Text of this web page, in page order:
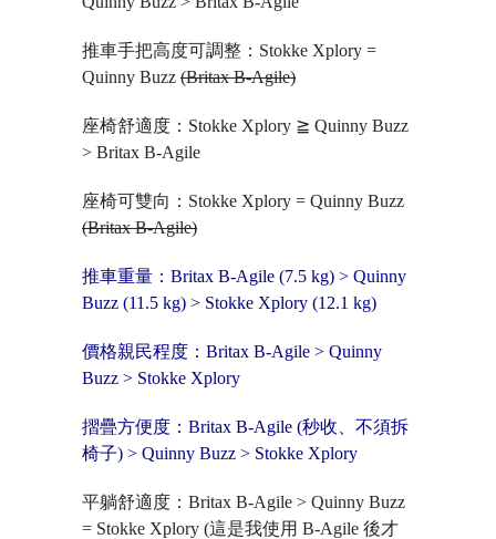
推車手把高度可調整：Stokke Xplory =
Quinny Buzz (Britax B-Agile)
座椅舒適度：Stokke Xplory ≧ Quinny Buzz
> Britax B-Agile
座椅可雙向：Stokke Xplory = Quinny Buzz
(Britax B-Agile)
推車重量：Britax B-Agile (7.5 kg) > Quinny
Buzz (11.5 kg) > Stokke Xplory (12.1 kg)
價格親民程度：Britax B-Agile > Quinny
Buzz > Stokke Xplory
摺疊方便度：Britax B-Agile (秒收、不須拆
椅子) > Quinny Buzz > Stokke Xplory
平躺舒適度：Britax B-Agile > Quinny Buzz
= Stokke Xplory (這是我使用 B-Agile 後才